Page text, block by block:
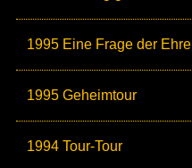
1995 Eine Frage der Ehre
1995 Geheimtour
1994 Tour-Tour